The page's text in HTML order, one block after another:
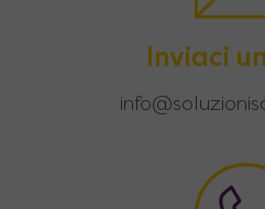
Inviaci